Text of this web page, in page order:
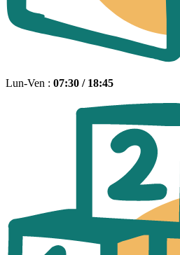
Lun-Ven : 07:30 / 18:45